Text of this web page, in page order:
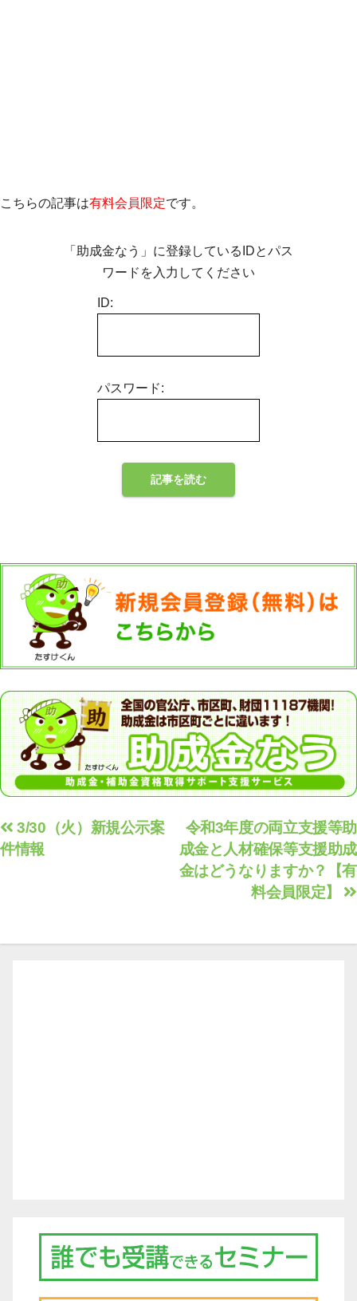
こちらの記事は有料会員限定です。
「助成金なう」に登録しているIDとパス
ワードを入力してください
ID:
パスワード:
投
稿
令和3年度の両立支援等助
成金と人材確保等支援助成
金はどうなりますか？【有
料会員限定】
3/30（火）新規公示案
件情報